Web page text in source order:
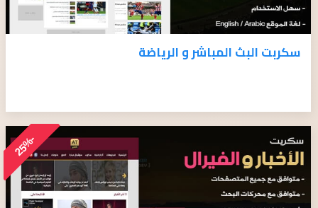
سكربت البث المباشر و الرياضة
-
2
5
%